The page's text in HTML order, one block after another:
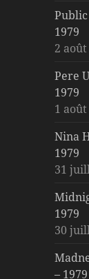
1979
2
Pere
1979
1
Nina
1979
31
1979
30
– 1979